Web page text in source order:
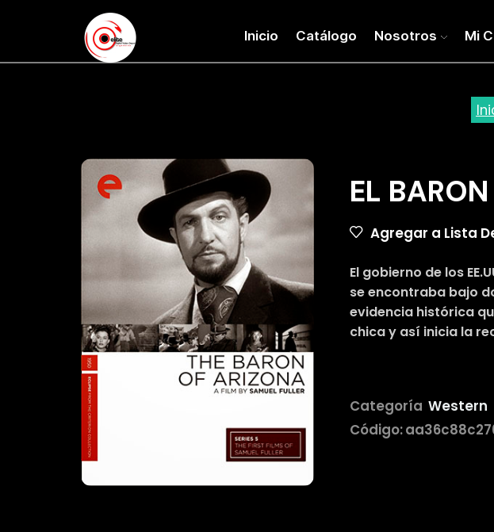
Inicio Catálogo Nosotros Mi
EL
Agregar a Lista
El gobierno de los
se encontraba bajo
evidencia histórica
chica y así inicia la
Categoría Western
Código: